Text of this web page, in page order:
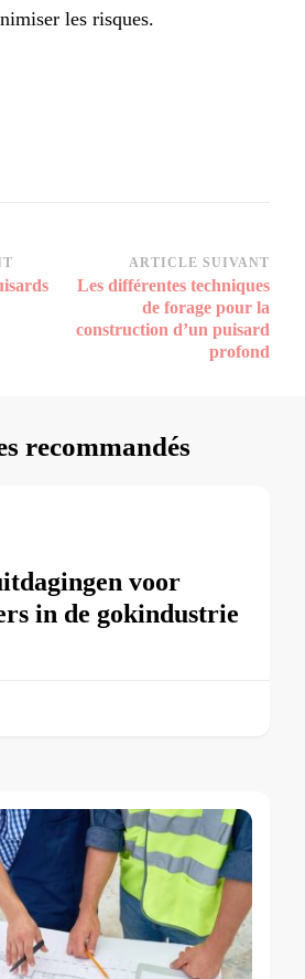
les risques.
ARTICLE SUIVANT
Les différentes techniques
de forage pour la
construction d’un puisard
profond
recommandés
voor
in de gokindustrie